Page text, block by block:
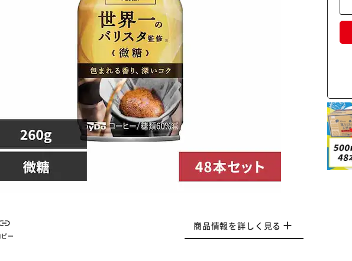
ピー
商品情報を詳しく見る